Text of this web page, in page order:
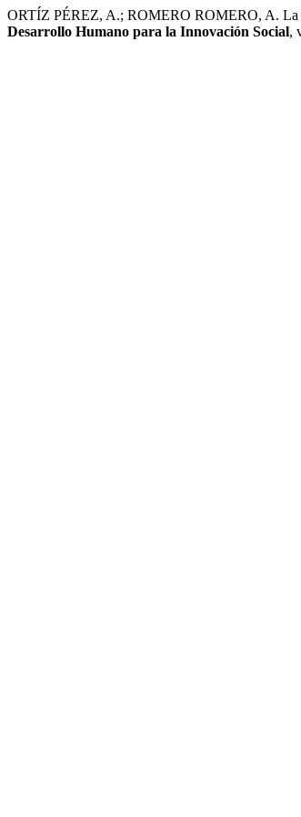
ORTÍZ PÉREZ, A.; ROMERO ROMERO, A. La
Desarrollo Humano para la Innovación Social,